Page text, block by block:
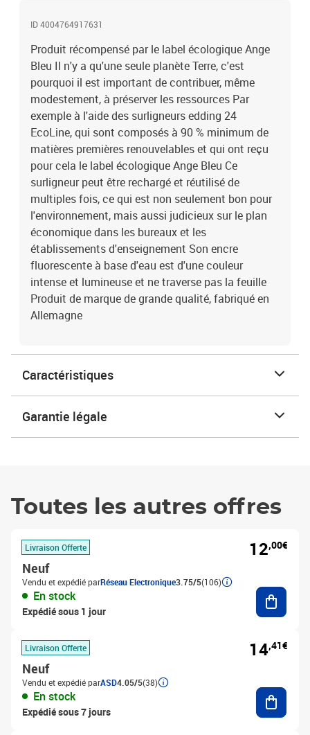
ID 4004764917631
Produit récompensé par le label écologique Ange
Bleu Il n'y a qu'une seule planète Terre, c'est
pourquoi il est important de contribuer, même
modestement, à préserver les ressources Par
exemple à l'aide des surligneurs edding 24
EcoLine, qui sont composés à 90 % minimum de
matières premières renouvelables et qui ont reçu
pour cela le label écologique Ange Bleu Ce
surligneur peut être rechargé et réutilisé de
multiples fois, ce qui est non seulement bon pour
l'environnement, mais aussi judicieux sur le plan
économique dans les bureaux et les
établissements d'enseignement Son encre
fluorescente à base d'eau est d'une couleur
intense et lumineuse et ne traverse pas la feuille
Produit de marque de grande qualité, fabriqué en
Allemagne
Caractéristiques
Garantie légale
Toutes les autres offres
Livraison Offerte
Neuf
Vendu et expédié parRéseau Electronique3.75/5(106)
En stock
Expédié sous 1 jour
12,00€
Livraison Offerte
Neuf
Vendu et expédié parASD4.05/5(38)
En stock
Expédié sous 7 jours
14,41€